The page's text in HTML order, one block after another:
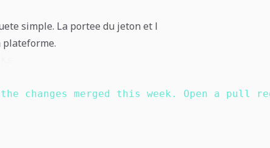
simple. La portee du jeton et l
changes merged this week. Open a pull